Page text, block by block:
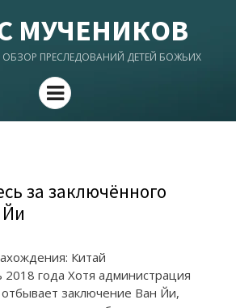
МУЧЕНИКОВ
ПРЕСЛЕДОВАНИЙ ДЕТЕЙ БОЖЬИХ
Menu
за заключённого
Китай
2018 года Хотя администрация
заключение Ван Йи,